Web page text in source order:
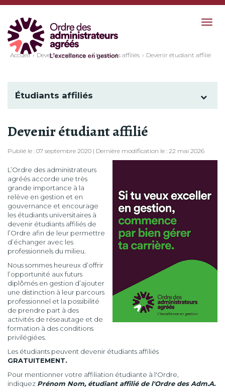
Accueil Devenir membre Étudiants affiliés Devenir étudiant affilié
Étudiants affiliés
Devenir étudiant affilié
Publié le : 07 septembre 2020 | Dernière modification le : 22 mai 2026
L’Ordre des administrateurs
agréés accorde une très
grande importance à la
relève en gestion et en
gouvernance et encourage
les étudiants universitaires à
devenir étudiants affiliés de
l’Ordre afin de leur permettre
d’échanger avec les
professionnels du milieu.
Nous sommes heureux d’offrir
l’opportunité aux futurs
diplômés en gestion d’ajouter
une distinction à leur parcours
professionnel et la possibilité
de prendre part à des
activités de réseautage et de
formation à des conditions
privilégiées.
Les étudiants peuvent devenir étudiants affiliés
GRATUITEMENT.
Pour mentionner votre affiliation étudiante à l'Ordre,
indiquez Prénom Nom, étudiant affilié de l'Ordre des Adm.A.